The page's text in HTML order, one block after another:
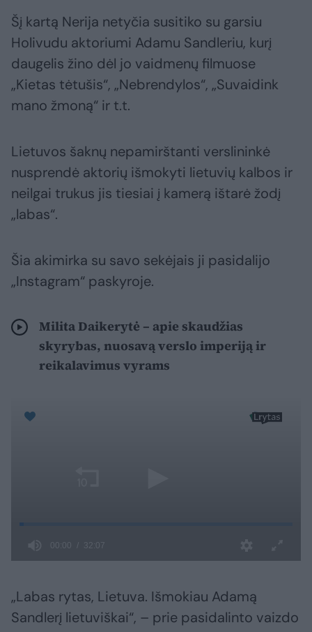
Šį kartą Nerija netyčia susitiko su garsiu
Holivudu aktoriumi Adamu Sandleriu, kurį
daugelis žino dėl jo vaidmenų filmuose
„Kietas tėtušis“, „Nebrendylos“, „Suvaidink
mano žmoną“ ir t.t.
Lietuvos šaknų nepamirštanti verslininkė
nusprendė aktorių išmokyti lietuvių kalbos ir
neilgai trukus jis tiesiai į kamerą ištarė žodį
„labas“.
Šia akimirka su savo sekėjais ji pasidalijo
„Instagram“ paskyroje.
Milita Daikerytė – apie skaudžias
skyrybas, nuosavą verslo imperiją ir
reikalavimus vyrams
„Labas rytas, Lietuva. Išmokiau Adamą
Sandlerį lietuviškai“, – prie pasidalinto vaizdo